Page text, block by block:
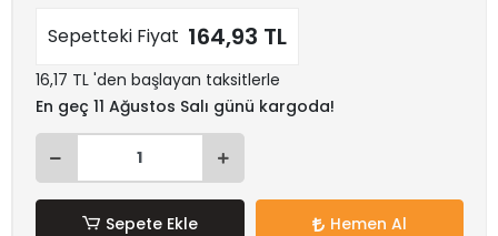
Sepetteki Fiyat 164,93 TL
16,17 TL 'den başlayan taksitlerle
En geç 11 Ağustos Salı günü kargoda!
Sepete Ekle Hemen Al